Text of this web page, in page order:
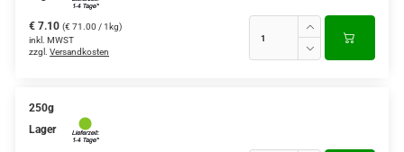
€ 7.10 (€ 71.00 / 1kg)
inkl. MWST
zzgl. Versandkosten
250g
Lager